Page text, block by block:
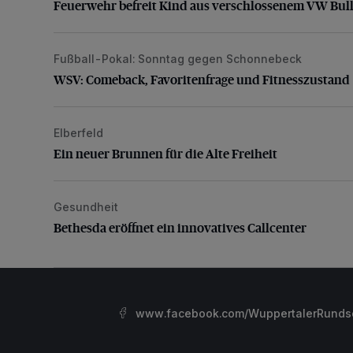
Feuerwehr befreit Kind aus verschlossenem VW
WSV: Comeback, Favoritenfrage und Fitnesszustand
Fußball-Pokal: Sonntag gegen Schonnebeck
WSV: Comeback, Favoritenfrage und Fitnesszustand
Ein neuer Brunnen für die Alte Freiheit
Elberfeld
Ein neuer Brunnen für die Alte Freiheit
Bethesda eröffnet ein innovatives Callcenter
Gesundheit
Bethesda eröffnet ein innovatives Callcenter
www.facebook.com/